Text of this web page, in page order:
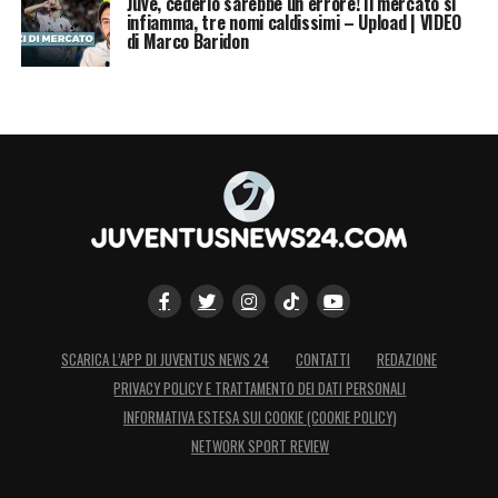
infiamma, tre nomi caldissimi – Upload | VIDEO
di Marco Baridon
SCARICA L’APP DI JUVENTUS NEWS 24 CONTATTI
REDAZIONE
PRIVACY POLICY E TRATTAMENTO DEI DATI PERSONALI
INFORMATIVA ESTESA SUI COOKIE (COOKIE POLICY)
NETWORK SPORT REVIEW